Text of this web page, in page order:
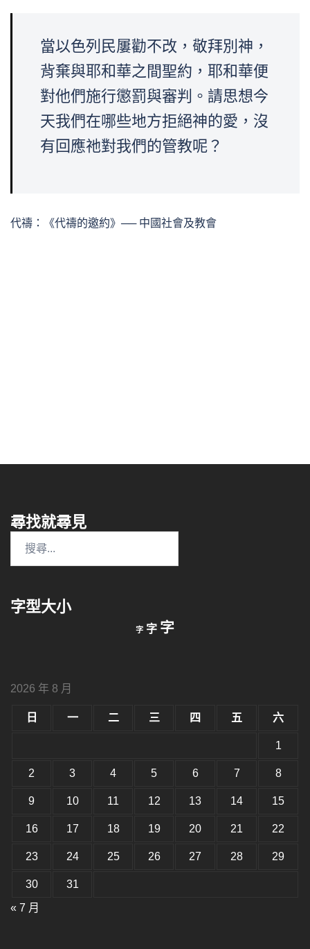
當以色列民屢勸不改，敬拜別神，
背棄與耶和華之間聖約，耶和華便
對他們施行懲罰與審判。請思想今
天我們在哪些地方拒絕神的愛，沒
有回應祂對我們的管教呢？
代禱：《代禱的邀約》── 中國社會及教會
尋找就尋見
字:
字型大小
字 小
字重
小。
字放
2026 年 8 月
日 一 二 三 四 五 六
1
2 3 4 5 6 7 8
9 10 11 12 13 14 15
16 17 18 19 20 21 22
23 24 25 26 27 28 29
30
31
« 7 月